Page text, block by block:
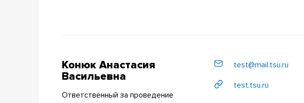
Конюк Анастасия
Васильевна
Ответственный за проведение
test@mail.tsu.ru
test.tsu.ru